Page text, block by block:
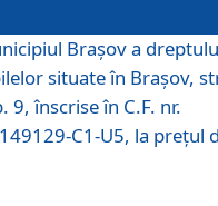
Brașov a
situate în Brașov,
9, înscrise în C.F. nr.
C1-U5, la prețul